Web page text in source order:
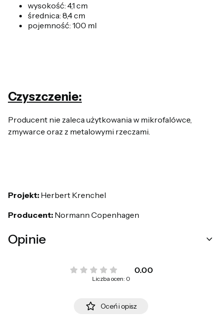
wysokość: 4,1 cm
średnica: 8,4 cm
pojemność: 100 ml
Czyszczenie:
Producent nie zaleca użytkowania w mikrofalówce,
zmywarce oraz z metalowymi rzeczami.
Projekt: Herbert Krenchel
Producent: Normann Copenhagen
Opinie
0.00
Liczba ocen: 0
Oceń i opisz